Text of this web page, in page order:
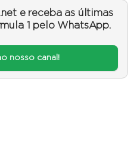
e receba as últimas
1 pelo WhatsApp.
nosso canal!